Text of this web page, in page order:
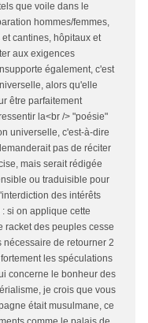
que voile dans le
hommes/femmes,
cantines, hôpitaux et
aux exigences
également, c'est
alors qu'elle
être parfaitement
la<br /> "poésie"
universelle, c'est-à-dire
pas de réciter
mais serait rédigée
ou traduisible pour
des intérêts
si on applique cette
racket des peuples cesse
nécessaire de retourner 2
les spéculations
concerne le bonheur des
je crois que vous
était musulmane, ce